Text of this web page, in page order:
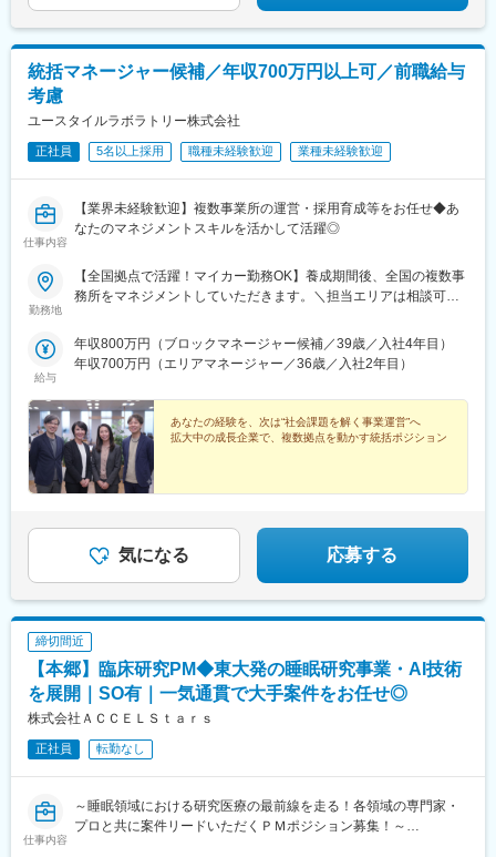
統括マネージャー候補／年収700万円以上可／前職給与
考慮
ユースタイルラボラトリー株式会社
正社員 5名以上採用 職種未経験歓迎 業種未経験歓迎
仕事内容
【業界未経験歓迎】複数事業所の運営・採用育成等をお任せ◆あ
なたのマネジメントスキルを活かして活躍◎
勤務地
【全国拠点で活躍！マイカー勤務OK】養成期間後、全国の複数事
務所をマネジメントしていただきます。＼担当エリアは相談可
《養成期間中の勤務地》現在は東京、横浜、埼玉、福岡の事業所
で行っていますが、ご希望に合わせて、お住まいのエリアで行う
ことも可能です。また社宅の利用もできますので、ご面接時にお
が対象※現在お住まいの地域又はジェネラルマネージャーと相談の
上決定《配属事業部について》障害福祉事業では「重度訪問介
護」と「グループホーム」、高齢者事業では「訪問介護事業」を
展開しています。配属に関しては、適性や条件等に応じて、配属
の事業部を決定。あなたの適性や能力を活かせる適切な部署でご
なる点はご相談ください。☆引越し手当支給・借り上げ社宅提供
あり（無料）
給与
年収800万円（ブロックマネージャー候補／39歳／入社4年目）
年収700万円（エリアマネージャー／36歳／入社2年目）
あなたの経験を、次は“社会課題を解く事業運営”へ
拡大中の成長企業で、複数拠点を動かす統括ポジション
気になる 応募する
締切間近
【本郷】臨床研究PM◆東大発の睡眠研究事業・AI技術
を展開｜SO有｜一気通貫で大手案件をお任せ◎
株式会社ＡＣＣＥＬＳｔａｒｓ
正社員 転勤なし
仕事内容
～睡眠領域における研究医療の最前線を走る！各領域の専門家・
プロと共に案件リードいただくＰＭポジション募集！～